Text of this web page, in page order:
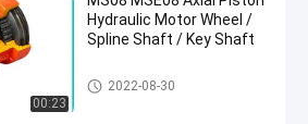
00:23
Hydraulic Motor Wheel /
Spline Shaft / Key Shaft
Hydraulic Piston Motor
2022-08-30